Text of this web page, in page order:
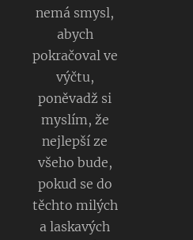
nemá smysl,
abych
pokračoval ve
výčtu,
poněvadž si
myslím, že
nejlepší ze
všeho bude,
pokud se do
těchto milých
a laskavých